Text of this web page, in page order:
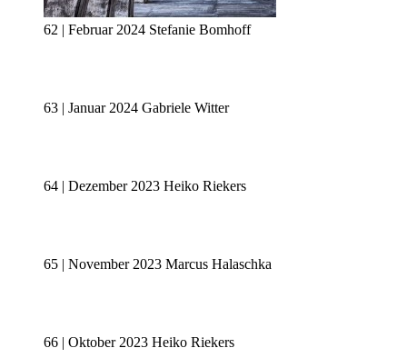
62 | Februar 2024 Stefanie Bomhoff
63 | Januar 2024 Gabriele Witter
64 | Dezember 2023 Heiko Riekers
65 | November 2023 Marcus Halaschka
66 | Oktober 2023 Heiko Riekers